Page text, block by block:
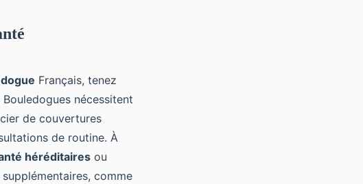
Français, tenez
nécessitent
de couvertures
de routine. À
héréditaires ou
comme